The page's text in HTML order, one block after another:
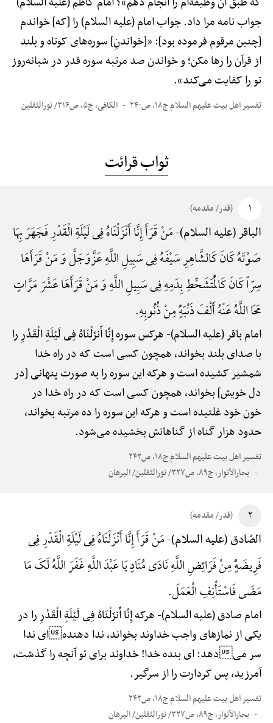
جواب نامه مرا داد. جواب امام (علیه السلام) را [که] خواندم
[چنین مرقوم فرموده بود]: «[خواندنِ] سوره‌های کوتاه و بلند
از قرآن را رها مکن؛ و خواندن صد مرتبه سوره قدر در شبانه‌روز
تو را کفایت می‌کند».
تفسیر اهل بیت علیهم السلام ج۱۸، ص۲۴۰ الکافی، ج۵، ص۳۱۶/ نورالثقلین
ثواب قرائت
۱ (قدر/ مقدمه)
الباقر (علیه السلام)-مَنْ قَرَأَ إِنَّا أَنْزَلْنَاهُ فِی لَیْلَةِ الْقَدْرِ فَجَهَرَ بِهَا
صَوْتَهُ کَانَ کَالشَّاهِرِ سَیْفَهُ فِی سَبِیلِ اللَّهِ عَزَّوَجَلَّ وَ مَنْ قَرَأَهَا
سِرّاً کَانَ کَالْمُتَشَحِّطِ بِدَمِهِ فِی سَبِیلِ اللَّهِ وَ مَنْ قَرَأَهَا عَشْرَ مَرَّاتٍ
مَحَا اللَّهُ عَنْهُ أَلْفَ ذَنْبَهًٍْ مِنْ ذُنُوبِهِ.
امام باقر (علیه السلام)-هرکس سوره إِنَّا أَنزَلْنَاهُ فِی لَیْلَةِ الْقَدْرِ را
با صدای بلند بخواند، همچون کسی است که در راه خدا
شمشیر کشیده است و هرکه این سوره را به صورت پنهانی [در
دل خویش] بخواند، همچون کسی است که در راه خدا در
خون خود غلتیده است و هرکه این سوره را ده مرتبه بخواند،
حدود هزار گناه از گناهانش بخشیده می‌شود.
تفسیر اهل بیت علیهم السلام ج۱۸، ص۲۴۲
بحارالأنوار، ج۸۹، ص۳۲۷/ نورالثقلین/ البرهان
۲ (قدر/ مقدمه)
الصّادق (علیه السلام)-مَنْ قَرَأَ إِنَّا أَنْزَلْنَاهُ فِی لَیْلَةِ الْقَدْرِ فِی
فَرِیضَهًٍْ مِنْ فَرَائِضِ اللَّهِ نَادَی مُنَادٍ یَا عَبْدَ اللَّهِ غَفَرَ اللَّهُ لَکَ مَا
مَضَی فَاسْتَأْنِفِ الْعَمَلَ.
امام صادق (علیه السلام)-هرکه إِنَّا أَنزَلْنَاهُ فِی لَیْلَةِ الْقَدْرِ را در
یکی از نمازهای واجب خداوند بخواند، ندا دهندهای ندا
سر میدهد: ای بنده خدا! خداوند برای تو آنچه را گذشت،
آمرزید، پس کردارت را از سرگیر.
تفسیر اهل بیت علیهم السلام ج۱۸، ص۲۴۲
بحارالأنوار، ج۸۹، ص۳۲۷/ نورالثقلین/ البرهان